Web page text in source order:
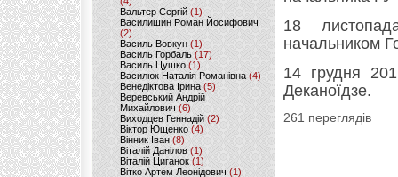
Вальтер Сергій (1)
Василишин Роман Йосифович
(2)
Василь Вовкун (1)
Василь Горбаль (17)
Василь Цушко (1)
Василюк Наталія Романівна (4)
Венедіктова Ірина(5)
Веревський Андрій
Михайлович (6)
Виходцев Геннадій (2)
Віктор Ющенко (4)
Вінник Іван (8)
Віталій Данілов (1)
Віталій Циганок (1)
Вітко Артем Леонідович(1)
18
начальником
14 грудня
Деканоїдзе.
261 переглядів